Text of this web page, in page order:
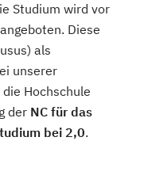
Studium wird vor
Diese
als
unserer
Hochschule
der NC für das
bei 2,0.